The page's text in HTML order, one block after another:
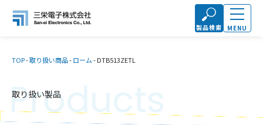
製品検索 MENU
TOP-取り扱い商品-ローム-DTB513ZETL
取り扱い製品
Products